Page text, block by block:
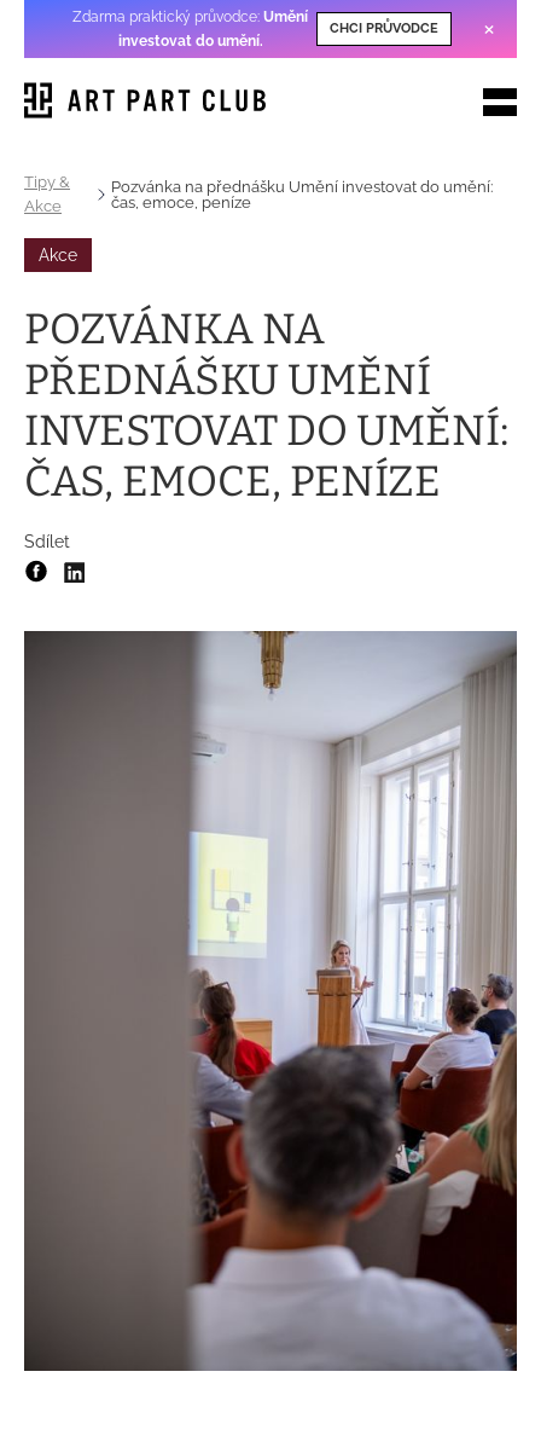
Zdarma praktický průvodce:Umění
investovat do umění.
CHCI PRŮVODCE ×
Tipy &
Akce
Pozvánka na přednášku Umění investovat do umění:
čas, emoce, peníze
Akce
POZVÁNKA NA
PŘEDNÁŠKU UMĚNÍ
INVESTOVAT DO UMĚNÍ:
ČAS, EMOCE, PENÍZE
Sdílet